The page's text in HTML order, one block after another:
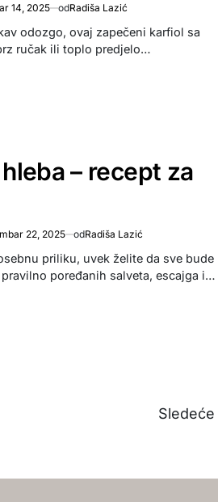
14, 2025 odRadiša Lazić
odozgo, ovaj zapečeni karfiol sa
ručak ili toplo predjelo…
– recept za
22, 2025 odRadiša Lazić
priliku, uvek želite da sve bude
poređanih salveta, escajga i…
Sledeće